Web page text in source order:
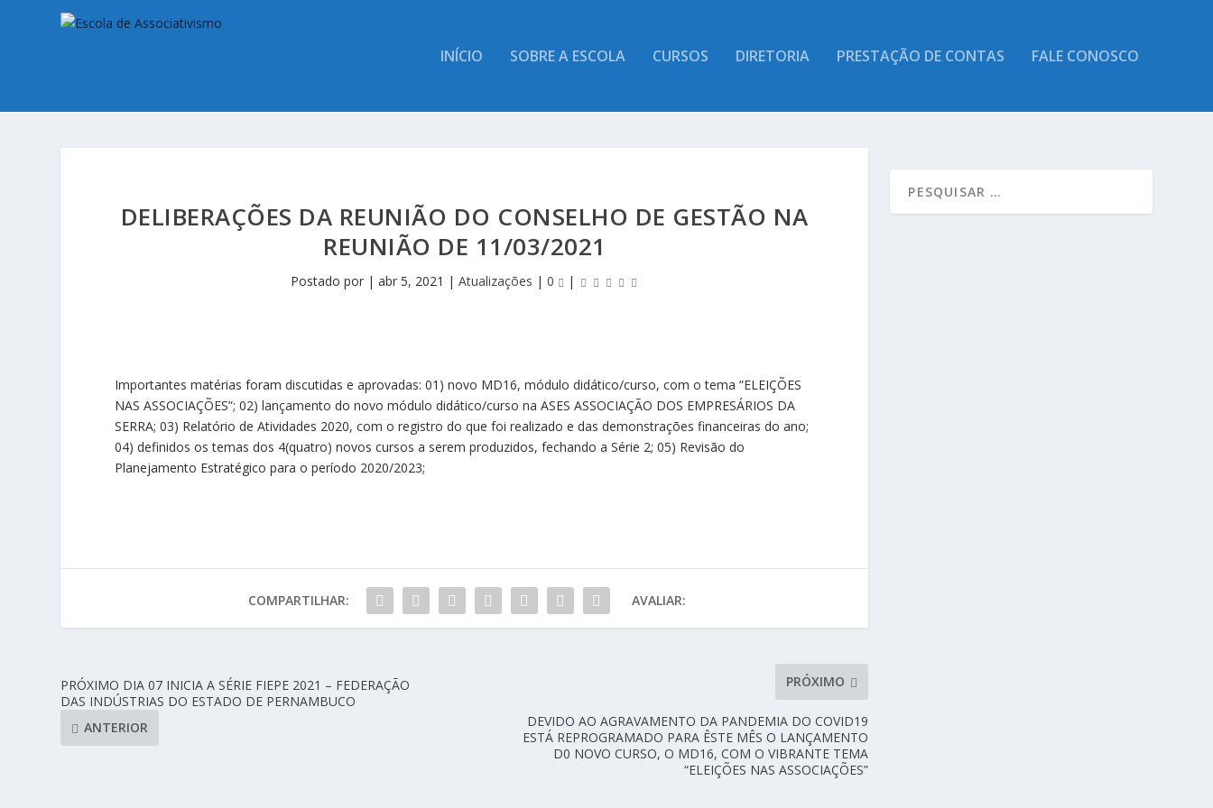
INÍCIO SOBRE A ESCOLA CURSOS DIRETORIA PRESTAÇÃO DE CONTAS FALE CONOSCO
DELIBERAÇÕES DA REUNIÃO DO CONSELHO DE GESTÃO NA
REUNIÃO DE 11/03/2021
Postado por |abr 5, 2021 |Atualizações |0 |
Importantes matérias foram discutidas e aprovadas: 01) novo MD16, módulo didático/curso, com o tema “ELEIÇÕES
NAS ASSOCIAÇÕES”; 02) lançamento do novo módulo didático/curso na ASES ASSOCIAÇÃO DOS EMPRESÁRIOS DA
SERRA; 03) Relatório de Atividades 2020, com o registro do que foi realizado e das demonstrações financeiras do ano;
04) definidos os temas dos 4(quatro) novos cursos a serem produzidos, fechando a Série 2; 05) Revisão do
Planejamento Estratégico para o período 2020/2023;
COMPARTILHAR: AVALIAR:
PRÓXIMO DIA 07 INICIA A SÉRIE FIEPE 2021 – FEDERAÇÃO
DAS INDÚSTRIAS DO ESTADO DE PERNAMBUCO
ANTERIOR
PRÓXIMO
DEVIDO AO AGRAVAMENTO DA PANDEMIA DO COVID19
ESTÁ REPROGRAMADO PARA ÊSTE MÊS O LANÇAMENTO
D0 NOVO CURSO, O MD16, COM O VIBRANTE TEMA
“ELEIÇÕES NAS ASSOCIAÇÕES”